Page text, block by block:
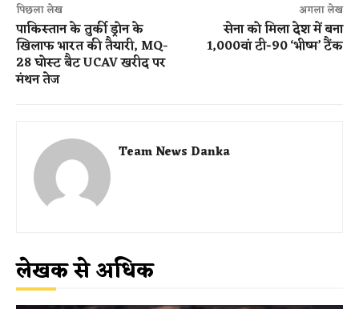
पिछला लेख
पाकिस्तान के तुर्की ड्रोन के
खिलाफ भारत की तैयारी, MQ-
28 घोस्ट बैट UCAV खरीद पर
मंथन तेज
अगला लेख
सेना को मिला देश में बना
1,000वां टी-90 ‘भीष्म’ टैंक
Team News Danka
लेखक से अधिक